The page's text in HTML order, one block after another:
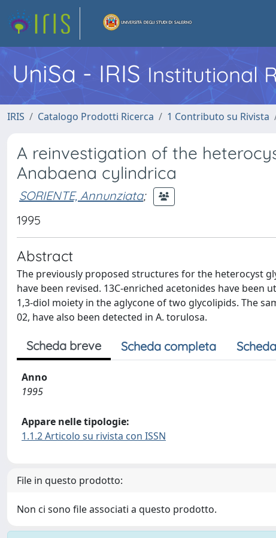
UniSa - IRIS Institutional
IRIS Catalogo Prodotti Ricerca 1 Contributo su Rivista
A reinvestigation of the
Anabaena cylindrica
SORIENTE, Annunziata;
1995
Abstract
The previously proposed structures for the heterocyst
have been revised. 13C-enriched acetonides have
1,3-diol moiety in the aglycone of two glycolipids. The
02, have also been detected in A. torulosa.
Scheda breve Scheda completa
Anno
1995
Appare nelle tipologie:
1.1.2 Articolo su rivista con ISSN
File in questo prodotto:
Non ci sono file associati a questo prodotto.